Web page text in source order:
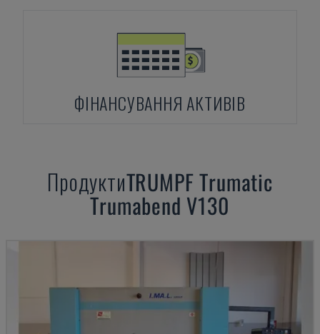
ФІНАНСУВАННЯ АКТИВІВ
ПродуктиTRUMPFTrumatic
Trumabend V130